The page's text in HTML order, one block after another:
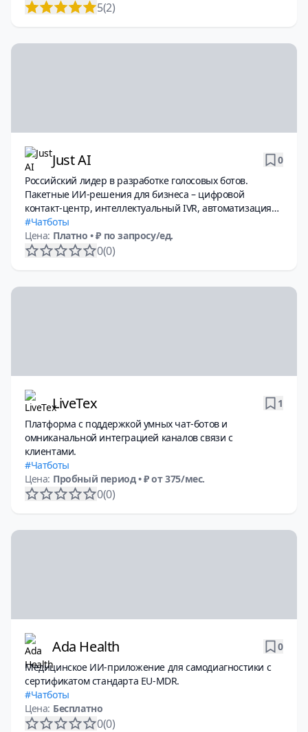
5(2)
Just AI
0
Российский лидер в разработке голосовых ботов.
Пакетные ИИ-решения для бизнеса – цифровой
контакт-центр, интеллектуальный IVR, автоматизация
техподдержки и другие no-code инструменты.
Чатботы
Цена: Платно• ₽ по запросу/ед.
0(0)
LiveTex
1
Платформа с поддержкой умных чат-ботов и
омниканальной интеграцией каналов связи с
клиентами.
Чатботы
Цена: Пробный период• ₽ от 375/мес.
0(0)
Ada Health
0
Медицинское ИИ-приложение для самодиагностики с
сертификатом стандарта EU-MDR.
Чатботы
Цена: Бесплатно
0(0)